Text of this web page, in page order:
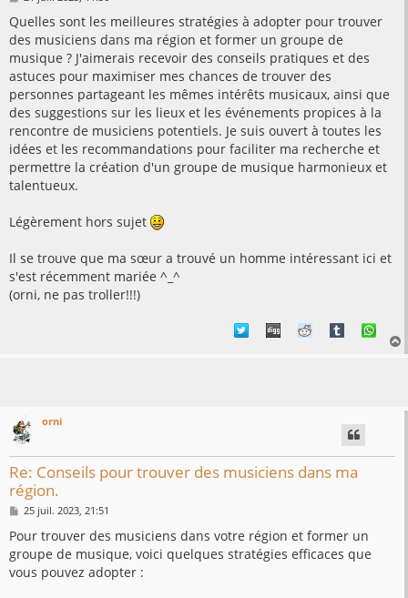
s
a
g
e
Quelles sont les meilleures stratégies à adopter pour trouver
des musiciens dans ma région et former un groupe de
musique ? J'aimerais recevoir des conseils pratiques et des
astuces pour maximiser mes chances de trouver des
personnes partageant les mêmes intérêts musicaux, ainsi que
des suggestions sur les lieux et les événements propices à la
rencontre de musiciens potentiels. Je suis ouvert à toutes les
idées et les recommandations pour faciliter ma recherche et
permettre la création d'un groupe de musique harmonieux et
talentueux.
Légèrement hors sujet
Il se trouve que ma sœur a trouvé un homme intéressant ici et
s'est récemment mariée ^_^
(orni, ne pas troller!!!)
orni
Re: Conseils pour trouver des musiciens dans ma
région.
M
s
s
a
g
e
25 juil. 2023, 21:51
Pour trouver des musiciens dans votre région et former un
groupe de musique, voici quelques stratégies efficaces que
vous pouvez adopter :